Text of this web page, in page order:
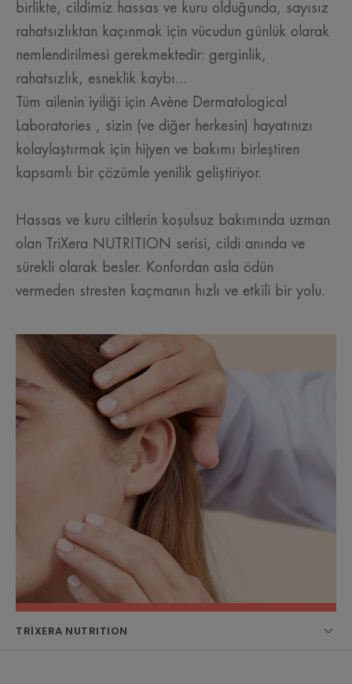
birlikte, cildimiz hassas ve kuru olduğunda, sayısız
rahatsızlıktan kaçınmak için vücudun günlük olarak
nemlendirilmesi gerekmektedir: gerginlik,
rahatsızlık, esneklik kaybı...
Tüm ailenin iyiliği için Avène Dermatological
Laboratories , sizin (ve diğer herkesin) hayatınızı
kolaylaştırmak için hijyen ve bakımı birleştiren
kapsamlı bir çözümle yenilik geliştiriyor.
Hassas ve kuru ciltlerin koşulsuz bakımında uzman
olan TriXera NUTRITION serisi, cildi anında ve
sürekli olarak besler. Konfordan asla ödün
vermeden stresten kaçmanın hızlı ve etkili bir yolu.
TRIXERA NUTRITION